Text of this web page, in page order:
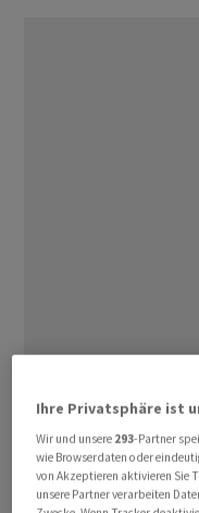
Souveränität und
Fertigung, hiess es
Calviño sagte, das
Ihre Privatsphäre ist
Wir und unsere 293-Partner
wie Browserdaten oder
von Akzeptieren aktivieren Sie
unsere Partner verarbeiten